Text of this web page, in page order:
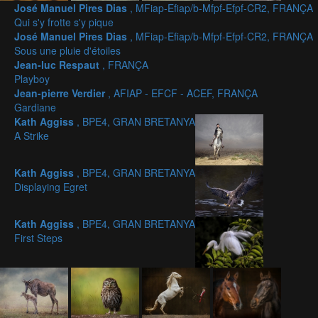
José Manuel Pires Dias , MFiap-Efiap/b-Mfpf-Efpf-CR2, FRANÇA
Qui s'y frotte s'y pique
José Manuel Pires Dias , MFiap-Efiap/b-Mfpf-Efpf-CR2, FRANÇA
Sous une pluie d'étoiles
Jean-luc Respaut , FRANÇA
Playboy
Jean-pierre Verdier , AFIAP - EFCF - ACEF, FRANÇA
Gardiane
Kath Aggiss , BPE4, GRAN BRETANYA
A Strike
Kath Aggiss , BPE4, GRAN BRETANYA
Displaying Egret
Kath Aggiss , BPE4, GRAN BRETANYA
First Steps